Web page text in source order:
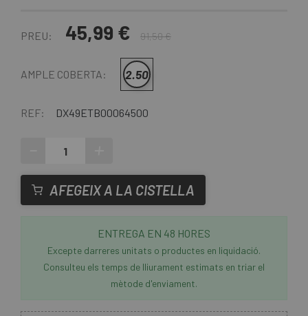
PREU: 45,99 € 91,50 €
AMPLE COBERTA: 2.50
REF: DX49ETB00064500
AFEGEIX A LA CISTELLA
ENTREGA EN 48 HORES
Excepte darreres unitats o productes en liquidació.
Consulteu els temps de lliurament estimats en triar el
mètode d'enviament.